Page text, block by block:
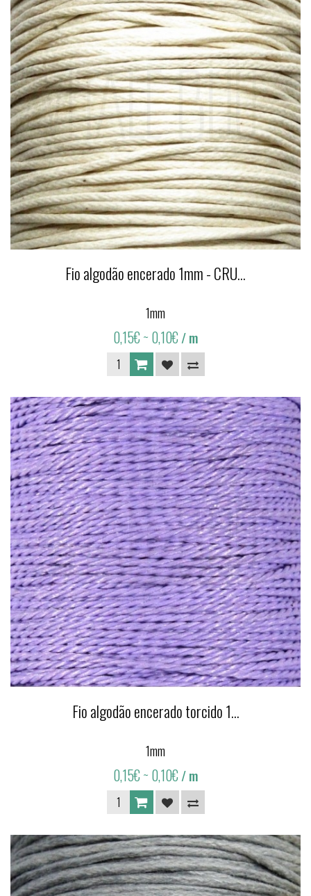
Fio algodão encerado 1mm - CRU...
1mm
0,15€~ 0,10€/ m
Fio algodão encerado torcido 1...
1mm
0,15€~ 0,10€/ m